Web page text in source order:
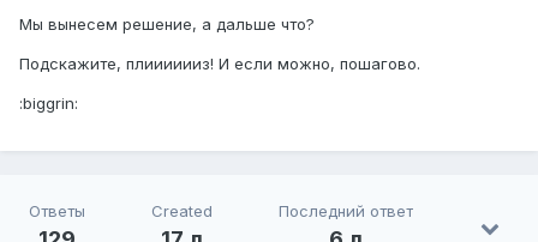
Мы вынесем решение, а дальше что?
Подскажите, плииииииз! И если можно, пошагово.
:biggrin:
Ответы Created Последний ответ